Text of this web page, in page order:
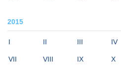
2015
I II III IV
VII VIII IX X